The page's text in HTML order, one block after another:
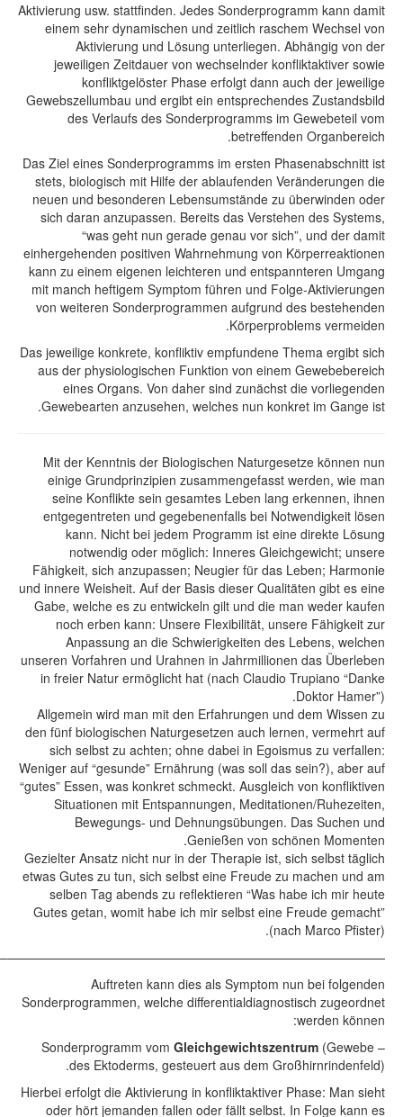
Aktivierung usw. stattfinden. Jedes Sonderprogramm kann damit
einem sehr dynamischen und zeitlich raschem Wechsel von
Aktivierung und Lösung unterliegen. Abhängig von der
jeweiligen Zeitdauer von wechselnder konfliktaktiver sowie
konfliktgelöster Phase erfolgt dann auch der jeweilige
Gewebszellumbau und ergibt ein entsprechendes Zustandsbild
des Verlaufs des Sonderprogramms im Gewebeteil vom
betreffenden Organbereich.
Das Ziel eines Sonderprogramms im ersten Phasenabschnitt ist
stets, biologisch mit Hilfe der ablaufenden Veränderungen die
neuen und besonderen Lebensumstände zu überwinden oder
sich daran anzupassen. Bereits das Verstehen des Systems,
“was geht nun gerade genau vor sich”, und der damit
einhergehenden positiven Wahrnehmung von Körperreaktionen
kann zu einem eigenen leichteren und entspannteren Umgang
mit manch heftigem Symptom führen und Folge-Aktivierungen
von weiteren Sonderprogrammen aufgrund des bestehenden
Körperproblems vermeiden.
Das jeweilige konkrete, konfliktiv empfundene Thema ergibt sich
aus der physiologischen Funktion von einem Gewebebereich
eines Organs. Von daher sind zunächst die vorliegenden
Gewebearten anzusehen, welches nun konkret im Gange ist.
Mit der Kenntnis der Biologischen Naturgesetze können nun
einige Grundprinzipien zusammengefasst werden, wie man
seine Konflikte sein gesamtes Leben lang erkennen, ihnen
entgegentreten und gegebenenfalls bei Notwendigkeit lösen
kann. Nicht bei jedem Programm ist eine direkte Lösung
notwendig oder möglich: Inneres Gleichgewicht; unsere
Fähigkeit, sich anzupassen; Neugier für das Leben; Harmonie
und innere Weisheit. Auf der Basis dieser Qualitäten gibt es eine
Gabe, welche es zu entwickeln gilt und die man weder kaufen
noch erben kann: Unsere Flexibilität, unsere Fähigkeit zur
Anpassung an die Schwierigkeiten des Lebens, welchen
unseren Vorfahren und Urahnen in Jahrmillionen das Überleben
in freier Natur ermöglicht hat (nach Claudio Trupiano “Danke
Doktor Hamer”).
Allgemein wird man mit den Erfahrungen und dem Wissen zu
den fünf biologischen Naturgesetzen auch lernen, vermehrt auf
sich selbst zu achten; ohne dabei in Egoismus zu verfallen:
Weniger auf “gesunde” Ernährung (was soll das sein?), aber auf
“gutes” Essen, was konkret schmeckt. Ausgleich von konfliktiven
Situationen mit Entspannungen, Meditationen/Ruhezeiten,
Bewegungs- und Dehnungsübungen. Das Suchen und
Genießen von schönen Momenten.
Gezielter Ansatz nicht nur in der Therapie ist, sich selbst täglich
etwas Gutes zu tun, sich selbst eine Freude zu machen und am
selben Tag abends zu reflektieren “Was habe ich mir heute
Gutes getan, womit habe ich mir selbst eine Freude gemacht”
(nach Marco Pfister).
——————————————————————————————–
Auftreten kann dies als Symptom nun bei folgenden
Sonderprogrammen, welche differentialdiagnostisch zugeordnet
werden können:
– Sonderprogramm vom
Gleichgewichtszentrum (Gewebe
des Ektoderms, gesteuert aus dem Großhirnrindenfeld).
Hierbei erfolgt die Aktivierung in konfliktaktiver Phase: Man sieht
oder hört jemanden fallen oder fällt selbst. In Folge kann es